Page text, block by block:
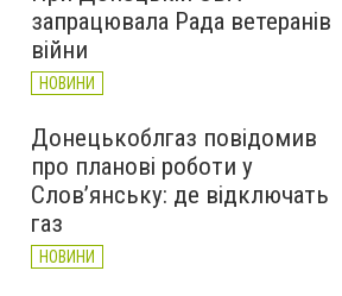
запрацювала Рада ветеранів
війни
НОВИНИ
Донецькоблгаз повідомив
про планові роботи у
Слов’янську: де відключать
газ
НОВИНИ